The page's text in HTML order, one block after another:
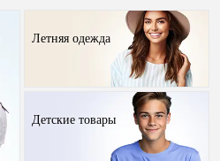
Летняя одежда
Детские товары